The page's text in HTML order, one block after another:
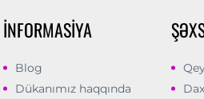
İNFORMASIYA
Blog
Dükanımız haqqında